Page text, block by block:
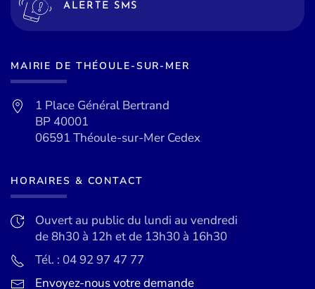
ALERTE SMS
MAIRIE DE THÉOULE-SUR-MER
1 Place Général Bertrand
BP 40001
06591 Théoule-sur-Mer Cedex
HORAIRES & CONTACT
Ouvert au public du lundi au vendredi
de 8h30 à 12h et de 13h30 à 16h30
Tél. : 04 92 97 47 77
Envoyez-nous votre demande